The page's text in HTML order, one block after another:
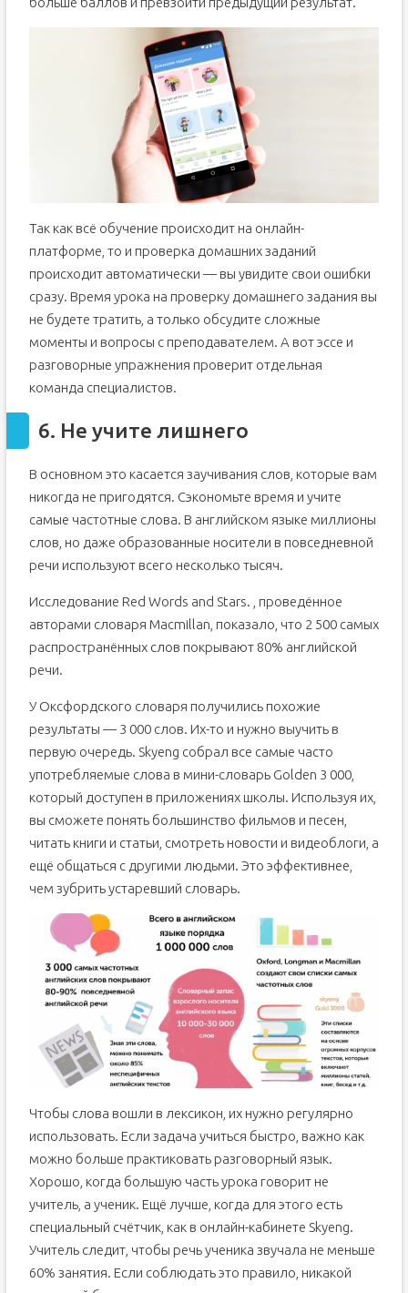
Так как всё обучение происходит на онлайн-
платформе, то и проверка домашних заданий
происходит автоматически — вы увидите свои ошибки
сразу. Время урока на проверку домашнего задания вы
не будете тратить, а только обсудите сложные
моменты и вопросы с преподавателем. А вот эссе и
разговорные упражнения проверит отдельная
команда специалистов.
6. Не учите лишнего
В основном это касается заучивания слов, которые вам
никогда не пригодятся. Сэкономьте время и учите
самые частотные слова. В английском языке миллионы
слов, но даже образованные носители в повседневной
речи используют всего несколько тысяч.
Исследование Red Words and Stars. , проведённое
авторами словаря Macmillan, показало, что 2 500 самых
распространённых слов покрывают 80% английской
речи.
У Оксфордского словаря получились похожие
результаты — 3 000 слов. Их-то и нужно выучить в
первую очередь. Skyeng собрал все самые часто
употребляемые слова в мини-словарь Golden 3 000,
который доступен в приложениях школы. Используя их,
вы сможете понять большинство фильмов и песен,
читать книги и статьи, смотреть новости и видеоблоги, а
ещё общаться с другими людьми. Это эффективнее,
чем зубрить устаревший словарь.
Чтобы слова вошли в лексикон, их нужно регулярно
использовать. Если задача учиться быстро, важно как
можно больше практиковать разговорный язык.
Хорошо, когда большую часть урока говорит не
учитель, а ученик. Ещё лучше, когда для этого есть
специальный счётчик, как в онлайн-кабинете Skyeng.
Учитель следит, чтобы речь ученика звучала не меньше
60% занятия. Если соблюдать это правило, никакой